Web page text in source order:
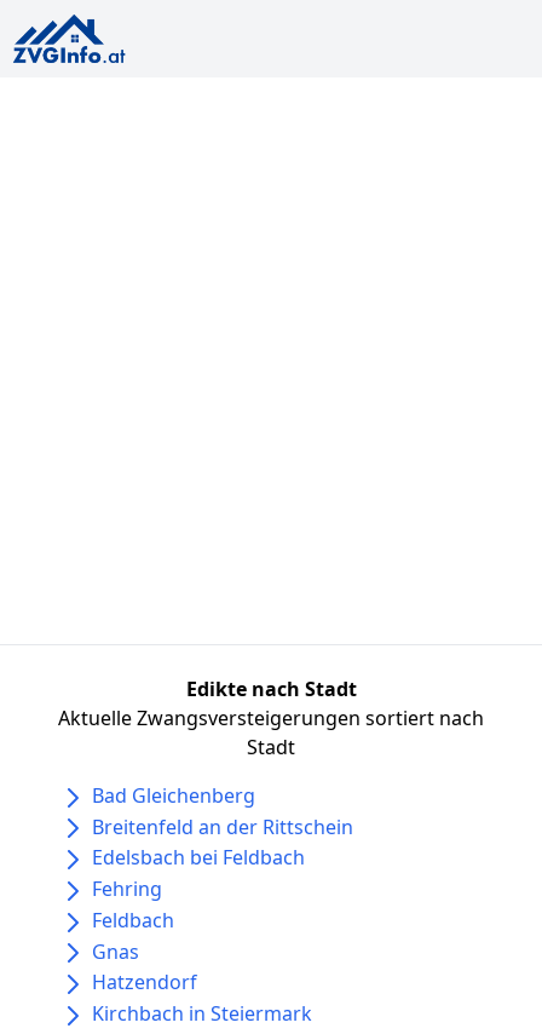
Edikte nach Stadt
Aktuelle Zwangsversteigerungen sortiert nach
Stadt
Bad Gleichenberg
Breitenfeld an der Rittschein
Edelsbach bei Feldbach
Fehring
Feldbach
Gnas
Hatzendorf
Kirchbach in Steiermark